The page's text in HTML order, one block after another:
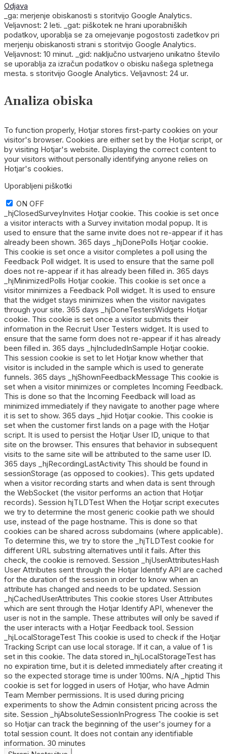
Odjava
_ga: merjenje obiskanosti s storitvijo Google Analytics.
Veljavnost: 2 leti. _gat: piškotek ne hrani uporabniških
podatkov, uporablja se za omejevanje pogostosti zadetkov pri
merjenju obiskanosti strani s storitvijo Google Analytics.
Veljavnost: 10 minut. _gid: naključno ustvarjeno unikatno število
se uporablja za izračun podatkov o obisku našega spletnega
mesta. s storitvijo Google Analytics. Veljavnost: 24 ur.
Analiza obiska
To function properly, Hotjar stores first-party cookies on your
visitor's browser. Cookies are either set by the Hotjar script, or
by visiting Hotjar's website. Displaying the correct content to
your visitors without personally identifying anyone relies on
Hotjar's cookies.
Uporabljeni piškotki
ON OFF
_hjClosedSurveyInvites Hotjar cookie. This cookie is set once
a visitor interacts with a Survey invitation modal popup. It is
used to ensure that the same invite does not re-appear if it has
already been shown. 365 days _hjDonePolls Hotjar cookie.
This cookie is set once a visitor completes a poll using the
Feedback Poll widget. It is used to ensure that the same poll
does not re-appear if it has already been filled in. 365 days
_hjMinimizedPolls Hotjar cookie. This cookie is set once a
visitor minimizes a Feedback Poll widget. It is used to ensure
that the widget stays minimizes when the visitor navigates
through your site. 365 days _hjDoneTestersWidgets Hotjar
cookie. This cookie is set once a visitor submits their
information in the Recruit User Testers widget. It is used to
ensure that the same form does not re-appear if it has already
been filled in. 365 days _hjIncludedInSample Hotjar cookie.
This session cookie is set to let Hotjar know whether that
visitor is included in the sample which is used to generate
funnels. 365 days _hjShownFeedbackMessage This cookie is
set when a visitor minimizes or completes Incoming Feedback.
This is done so that the Incoming Feedback will load as
minimized immediately if they navigate to another page where
it is set to show. 365 days _hjid Hotjar cookie. This cookie is
set when the customer first lands on a page with the Hotjar
script. It is used to persist the Hotjar User ID, unique to that
site on the browser. This ensures that behavior in subsequent
visits to the same site will be attributed to the same user ID.
365 days _hjRecordingLastActivity This should be found in
sessionStorage (as opposed to cookies). This gets updated
when a visitor recording starts and when data is sent through
the WebSocket (the visitor performs an action that Hotjar
records). Session hjTLDTest When the Hotjar script executes
we try to determine the most generic cookie path we should
use, instead of the page hostname. This is done so that
cookies can be shared across subdomains (where applicable).
To determine this, we try to store the _hjTLDTest cookie for
different URL substring alternatives until it fails. After this
check, the cookie is removed. Session _hjUserAttributesHash
User Attributes sent through the Hotjar Identify API are cached
for the duration of the session in order to know when an
attribute has changed and needs to be updated. Session
_hjCachedUserAttributes This cookie stores User Attributes
which are sent through the Hotjar Identify API, whenever the
user is not in the sample. These attributes will only be saved if
the user interacts with a Hotjar Feedback tool. Session
_hjLocalStorageTest This cookie is used to check if the Hotjar
Tracking Script can use local storage. If it can, a value of 1 is
set in this cookie. The data stored in_hjLocalStorageTest has
no expiration time, but it is deleted immediately after creating it
so the expected storage time is under 100ms. N/A _hjptid This
cookie is set for logged in users of Hotjar, who have Admin
Team Member permissions. It is used during pricing
experiments to show the Admin consistent pricing across the
site. Session _hjAbsoluteSessionInProgress The cookie is set
so Hotjar can track the beginning of the user's journey for a
total session count. It does not contain any identifiable
information. 30 minutes